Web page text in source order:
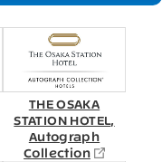
THE OSAKA
STATION HOTEL,
Autograph
Collection